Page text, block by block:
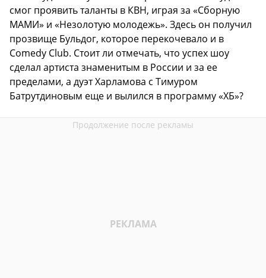
смог проявить таланты в КВН, играя за «Сборную
МАМИ» и «Незолотую молодежь». Здесь он получил
прозвище Бульдог, которое перекочевало и в
Comedy Club. Стоит ли отмечать, что успех шоу
сделал артиста знаменитым в России и за ее
пределами, а дуэт Харламова с Тимуром
Батрутдиновым еще и вылился в программу «ХБ»?